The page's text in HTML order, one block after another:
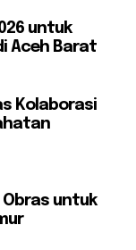
untuk
Aceh Barat
Kolaborasi
Obras untuk